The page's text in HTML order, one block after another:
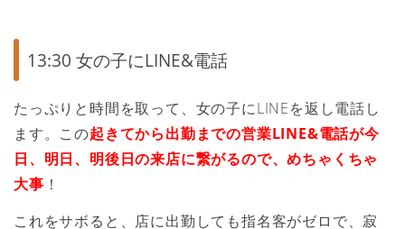
13:30 女の子にLINE&電話
たっぷりと時間を取って、女の子にLINEを返し電話し
ます。この起きてから出勤までの営業LINE&電話が今
日、明日、明後日の来店に繋がるので、めちゃくちゃ
大事 ！
これをサボると、店に出勤しても指名客がゼロで、寂